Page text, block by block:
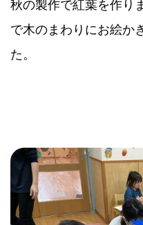
秋の製作で紅葉を作り
で木のまわりにお絵か
た。